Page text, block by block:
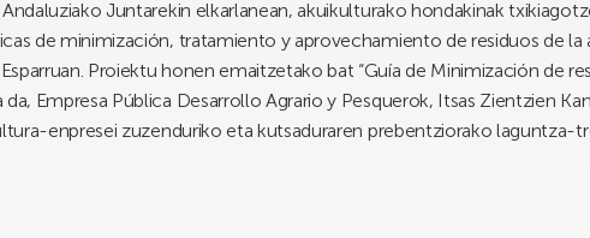
Juntarekin elkarlanean, akuikulturako hondakinak
de minimización, tratamiento y aprovechamiento de residuos de la
Proiektu honen emaitzetako bat “Guía de Minimización de
Empresa Pública Desarrollo Agrario y Pesquerok, Itsas Zientzien
enpresei zuzenduriko eta kutsaduraren prebentziorako laguntza-